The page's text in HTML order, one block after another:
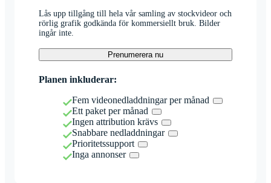
Lås upp tillgång till hela vår samling av stockvideor och
rörlig grafik godkända för kommersiellt bruk. Bilder
ingår inte.
Prenumerera nu
Planen inkluderar:
Fem videonedladdningar per månad
Ett paket per månad
Ingen attribution krävs
Snabbare nedladdningar
Prioritetssupport
Inga annonser